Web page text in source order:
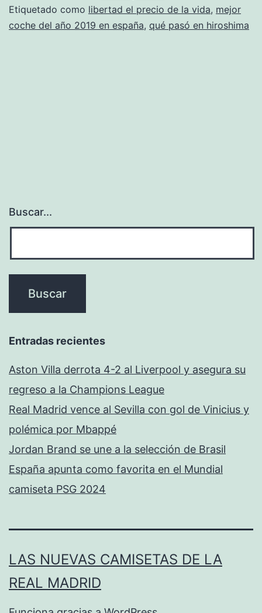
amazon
NBA
Etiquetado como libertad el precio de la vida, mejor
coche del año 2019 en españa, qué pasó en hiroshima
Buscar...
Entradas recientes
Aston Villa derrota 4-2 al Liverpool y asegura su
regreso a la Champions League
Real Madrid vence al Sevilla con gol de Vinicius y
polémica por Mbappé
Jordan Brand se une a la selección de Brasil
España apunta como favorita en el Mundial
camiseta PSG 2024
LAS NUEVAS CAMISETAS DE LA
REAL MADRID